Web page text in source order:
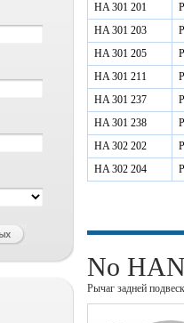
HA 301 201
HA 301 203
HA 301 205
HA 301 211
HA 301 237
HA 301 238
HA 302 202
HA 302 204
No
Рычаг задней